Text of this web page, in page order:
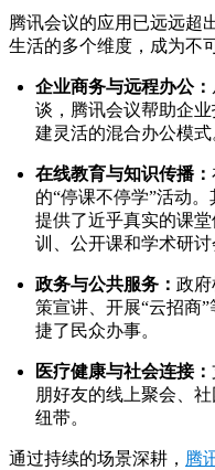
腾讯会议的应用已远远超
生活的多个维度，成为不
企业商务与远程办公：
谈，腾讯会议帮助企
建灵活的混合办公模式
在线教育与知识传播：
的“停课不停学”活动
提供了近乎真实的课
训、公开课和学术研讨
政务与公共服务： 政
策宣讲、开展“云招商
捷了民众办事。
医疗健康与社会连接：
朋好友的线上聚会、
纽带。
通过持续的场景深耕， 腾